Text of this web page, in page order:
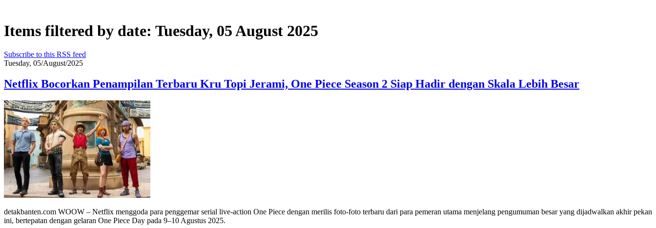
Items filtered by date: Tuesday, 05 August 2025
Subscribe to this RSS feed
Tuesday, 05/August/2025
Netflix Bocorkan Penampilan Terbaru Kru Topi Jerami, One Piece Season 2 Siap Hadir dengan Skala Lebih Besar
detakbanten.com WOOW – Netflix menggoda para penggemar serial live-action One Piece dengan merilis foto-foto terbaru dari para pemeran utama menjelang pengumuman besar yang dijadwalkan akhir pekan
ini, bertepatan dengan gelaran One Piece Day pada 9–10 Agustus 2025.